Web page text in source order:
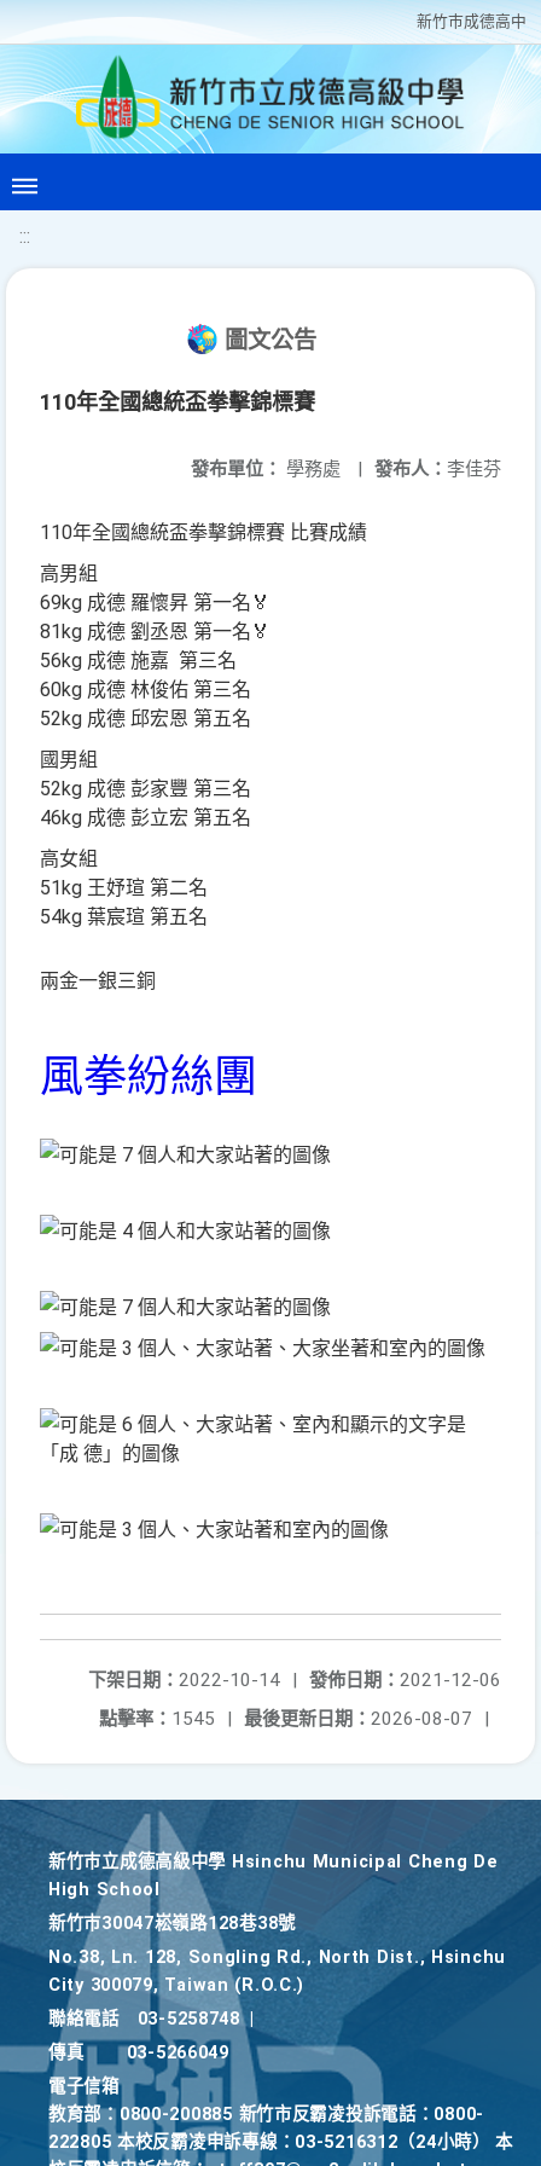
新竹巿成德高中
:::
圖文公告
110年全國總統盃拳擊錦標賽
發布人： 李佳芬
發布單位： 學務處 |
110年全國總統盃拳擊錦標賽 比賽成績
高男組
69kg 成德 羅懷昇 第一名🏅️
81kg 成德 劉丞恩 第一名🏅️
56kg 成德 施嘉 第三名
60kg 成德 林俊佑 第三名
52kg 成德 邱宏恩 第五名
國男組
52kg 成德 彭家豐 第三名
46kg 成德 彭立宏 第五名
高女組
51kg 王妤瑄 第二名
54kg 葉宸瑄 第五名
兩金一銀三銅
風拳紛絲團
發佈日期： 2021-12-06
下架日期： 2022-10-14
|
最後更新日期： 2026-08-07 |
點擊率： 1545 |
新竹巿立成德高級中學 Hsinchu Municipal Cheng De
High School
新竹巿30047崧嶺路128巷38號
No.38, Ln. 128, Songling Rd., North Dist., Hsinchu
City 300079, Taiwan (R.O.C.)
聯絡電話
03-5258748
傳真
03-5266049
電子信箱
教育部：0800-200885 新竹市反霸凌投訴電話：0800-
222805 本校反霸凌申訴專線：03-5216312（24小時） 本